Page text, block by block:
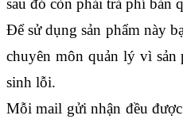
sau đó còn phải trả phí bản
Để sử dụng sản phẩm này
chuyên môn quản lý vì sản
sinh lỗi.
Mỗi mail gửi nhận đều